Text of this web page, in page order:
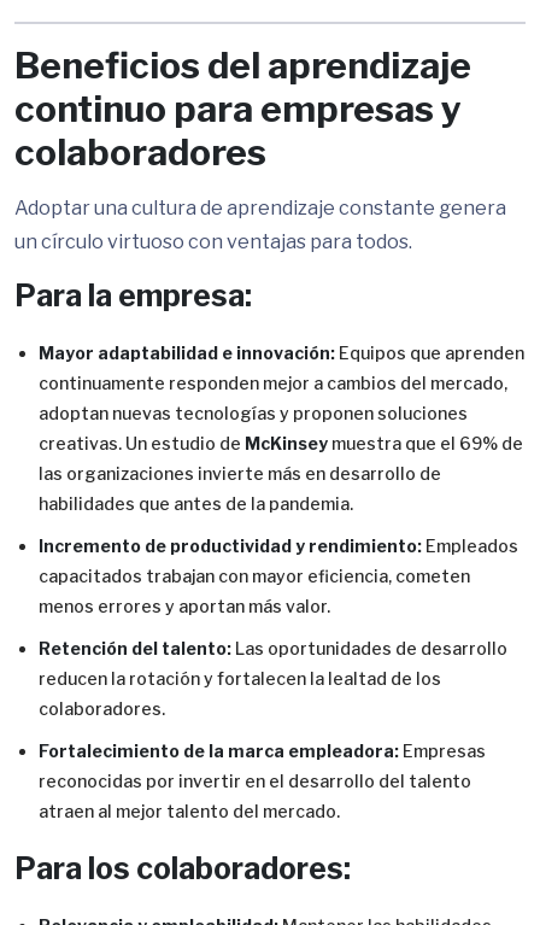
Beneficios del aprendizaje
continuo para empresas y
colaboradores
Adoptar una cultura de aprendizaje constante genera
un círculo virtuoso con ventajas para todos.
Para la empresa:
Mayor adaptabilidad e innovación: Equipos que aprenden
continuamente responden mejor a cambios del mercado,
adoptan nuevas tecnologías y proponen soluciones
creativas. Un estudio de McKinsey muestra que el 69% de
las organizaciones invierte más en desarrollo de
habilidades que antes de la pandemia.
Incremento de productividad y rendimiento: Empleados
capacitados trabajan con mayor eficiencia, cometen
menos errores y aportan más valor.
Retención del talento: Las oportunidades de desarrollo
reducen la rotación y fortalecen la lealtad de los
colaboradores.
Fortalecimiento de la marca empleadora: Empresas
reconocidas por invertir en el desarrollo del talento
atraen al mejor talento del mercado.
Para los colaboradores: